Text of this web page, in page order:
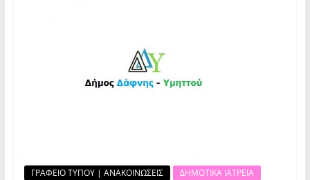
ΓΡΑΦΕΙΟ ΤΥΠΟΥ | ΑΝΑΚΟΙΝΩΣΕΙΣ
ΔΗΜΟΤΙΚΑ ΙΑΤΡΕΙΑ